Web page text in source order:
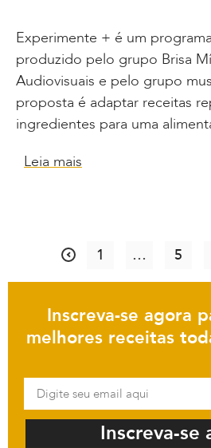
Experimente + é um
produzido pelo grupo Brisa
Audiovisuais e pelo grupo
proposta é adaptar receitas
ingredientes para uma
Leia mais
1 … 5
Inscreva-se agora
melhores receitas
Inscreva-se